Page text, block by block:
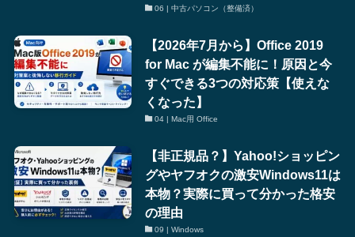
06 | 中古パソコン（整備済）
【2026年7月から】Office 2019
for Mac が編集不能に！原因と今
すぐできる3つの対応策【使えな
くなった】
04 | Mac用 Office
【非正規品？】Yahoo!ショッピン
グやヤフオクの激安Windows11は
本物？実際に買って分かった格安
の理由
09 | Windows